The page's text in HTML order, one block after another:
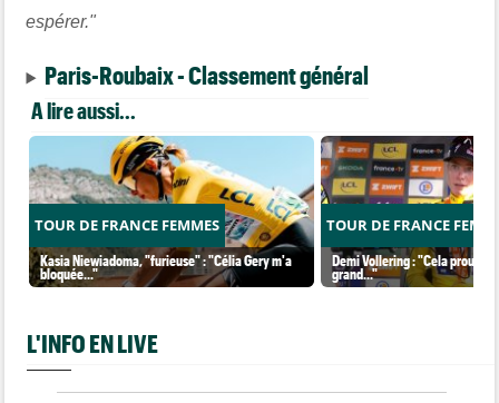
espérer."
Paris-Roubaix - Classement général
A lire aussi...
TOUR DE FRANCE FEMMES
Kasia Niewiadoma, "furieuse" : "Célia Gery m'a
bloquée..."
TOUR DE FRANCE
Demi Vollering : "Cela prouve
grand..."
L'INFO EN LIVE